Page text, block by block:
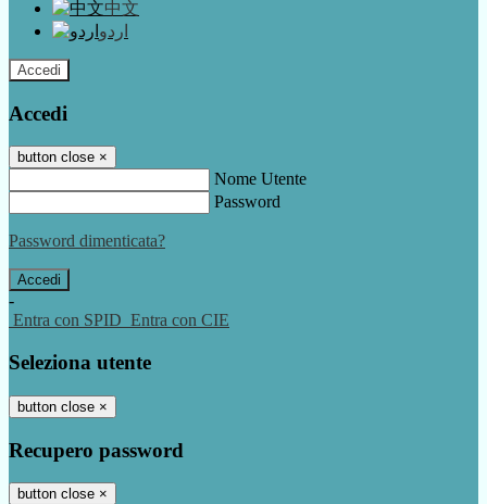
中文
اردو
Accedi
Accedi
button close ×
Nome Utente
Password
Password dimenticata?
-
Entra con SPID Entra con CIE
Seleziona utente
button close ×
Recupero password
button close ×